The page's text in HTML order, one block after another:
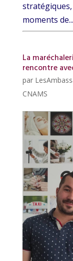
moments de...
La
rencontre
par
CNAMS